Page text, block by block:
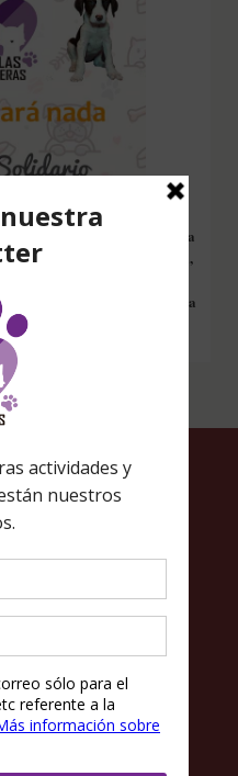
todos tus dispositivos y cada
en internet desde esa página,
solidaria sin ningún coste extra
ti.